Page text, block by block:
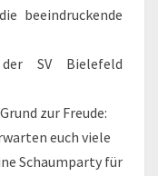
beeindruckende
der SV Bielefeld
zur Freude:
euch viele
Schaumparty für